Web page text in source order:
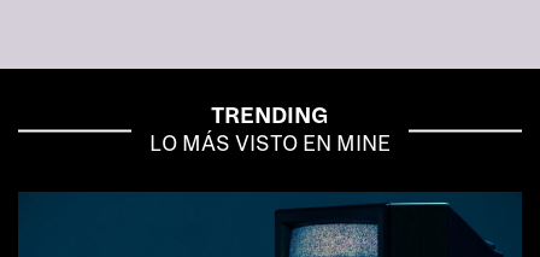
TRENDING
LO MÁS VISTO EN MINE